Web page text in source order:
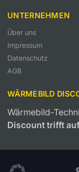
UNTERNEHMEN
Über uns
Impressum
Datenschutz
AGB
WÄRMEBILD
Wärmebild-
Discount trifft